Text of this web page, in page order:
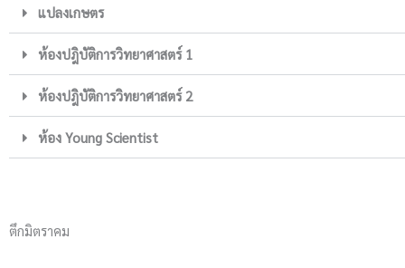
แปลงเกษตร
ห้องปฎิบัติการวิทยาศาสตร์ 1
ห้องปฎิบัติการวิทยาศาสตร์ 2
ห้อง Young Scientist
ตึกมิตราคม